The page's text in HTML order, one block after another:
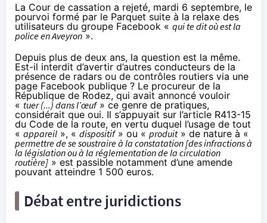
La Cour de cassation a rejeté, mardi 6 septembre, le
pourvoi formé par le Parquet suite à la relaxe des
utilisateurs du groupe Facebook « qui te dit où est la
police en Aveyron».
Depuis plus de deux ans, la question est la même.
Est-il interdit d’avertir d’autres conducteurs de la
présence de radars ou de contrôles routiers via une
page Facebook publique ? Le procureur de la
République de Rodez, qui avait annoncé vouloir
« tuer (...) dans l’œuf» ce genre de pratiques,
considérait que oui. Il s’appuyait sur l’article R413-15
du Code de la route, en vertu duquel l’usage de tout
« appareil », « dispositif» ou « produit» de nature à «
permettre de se soustraire à la constatation [des infractions à
la législation ou à la réglementation de la circulation
routière] » est passible notamment d’une amende
pouvant atteindre 1 500 euros.
Débat entre juridictions